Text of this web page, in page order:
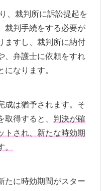
、裁判所に訴訟提起を
裁判手続をする必要が
ますし、裁判所に納付
、弁護士に依頼をすれ
なります。
成は猶予されます。そ
取得すると、 判決が確
トされ、新たな時効期
たに時効期間がスター